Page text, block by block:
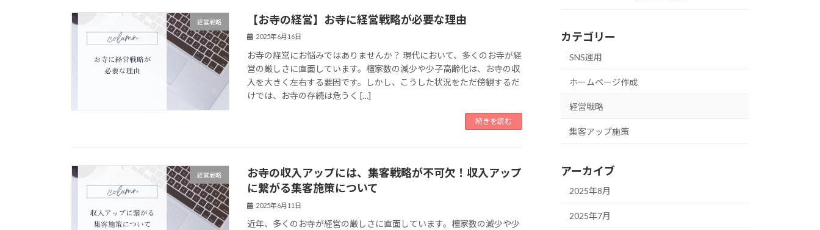
経営戦略 【お寺の経営】お寺に経営戦略が必要な理由
2025年6月16日
お寺の経営にお悩みではありませんか？ 現代において、多くのお寺が経
営の厳しさに直面しています。檀家数の減少や少子高齢化は、お寺の収
入を大きく左右する要因です。しかし、こうした状況をただ傍観するだ
けでは、お寺の存続は危うく […]
続きを読む
経営戦略
お寺の収入アップには、集客戦略が不可欠！収入アップ
に繋がる集客施策について
2025年6月11日
近年、多くのお寺が経営の厳しさに直面しています。檀家数の減少や少
カテゴリー
SNS運用
ホームページ作成
経営戦略
集客アップ施策
アーカイブ
2025年8月
2025年7月